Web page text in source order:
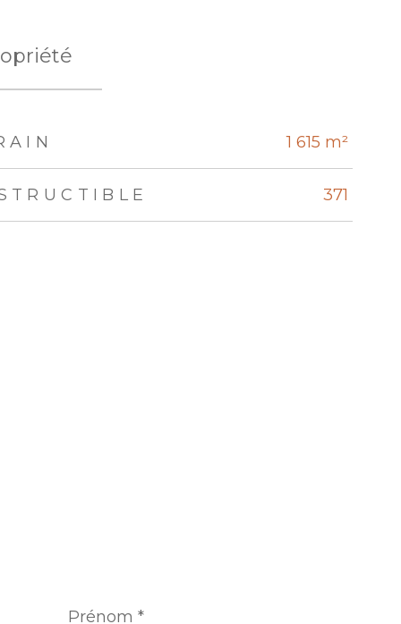
1 615 m²
371
*